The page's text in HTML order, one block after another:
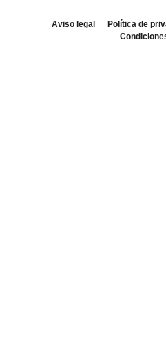
Aviso legal Política de